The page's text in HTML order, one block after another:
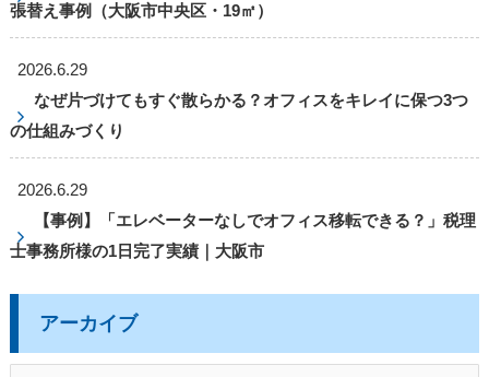
張替え事例（大阪市中央区・19㎡）
2026.6.29
なぜ片づけてもすぐ散らかる？オフィスをキレイに保つ3つ
の仕組みづくり
2026.6.29
【事例】「エレベーターなしでオフィス移転できる？」税理
士事務所様の1日完了実績｜大阪市
アーカイブ